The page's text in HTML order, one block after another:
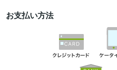
お支払い方法